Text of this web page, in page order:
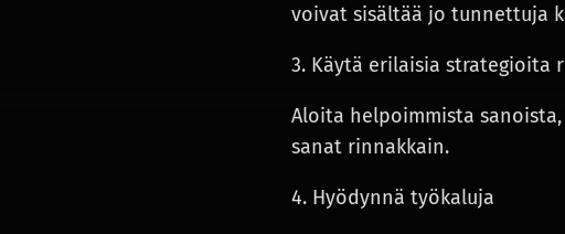
voivat sisältää jo tunnettuja
3. Käytä erilaisia strategioita
Aloita helpoimmista
sanat rinnakkain.
4. Hyödynnä työkaluja